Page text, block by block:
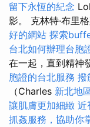
留下永恆的紀念
影。 克林特·布里
好的網站 探索
台北如何辦理台胞
在一起，直到精神
胞證的台北服務 撥
（Charles 新北地
讓肌膚更加細緻 近
抓姦服務，協助你